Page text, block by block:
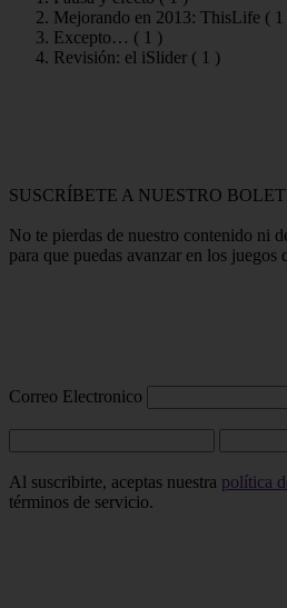
Mejorando en 2013: ThisLife ( 1
Excepto… ( 1 )
Revisión: el iSlider ( 1 )
SUSCRÍBETE A NUESTRO
No te pierdas de nuestro contenido ni
para que puedas avanzar en los juegos
Correo Electronico
Al suscribirte, aceptas nuestra política
términos de servicio.